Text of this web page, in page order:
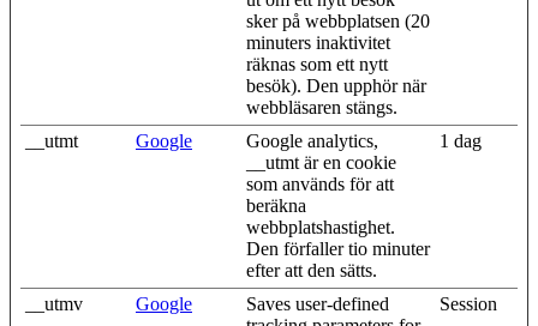
sker på webbplatsen (20
minuters inaktivitet
räknas som ett nytt
besök). Den upphör när
webbläsaren stängs.
__utmt
Google
Google analytics,
__utmt är en cookie
som används för att
beräkna
webbplatshastighet.
Den förfaller tio minuter
efter att den sätts.
1 dag
__utmv Google
Saves user-defined
Session